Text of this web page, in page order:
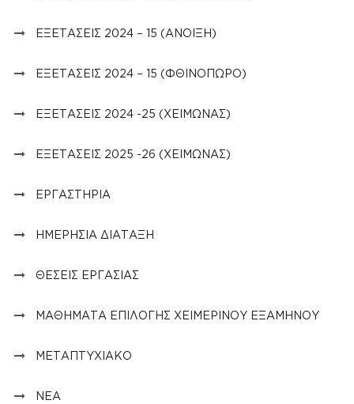
ΕΞΕΤΆΣΕΙΣ 2024 – 15 (ΆΝΟΙΞΗ)
ΕΞΕΤΆΣΕΙΣ 2024 – 15 (ΦΘΙΝΟΠΩΡΟ)
ΕΞΕΤΆΣΕΙΣ 2024 -25 (ΧΕΙΜΏΝΑΣ)
ΕΞΕΤΆΣΕΙΣ 2025 -26 (ΧΕΙΜΏΝΑΣ)
ΕΡΓΑΣΤΉΡΙΑ
ΗΜΕΡΉΣΙΑ ΔΙΆΤΑΞΗ
ΘΈΣΕΙΣ ΕΡΓΑΣΊΑΣ
ΜΑΘΉΜΑΤΑ ΕΠΙΛΟΓΉΣ ΧΕΙΜΕΡΙΝΟΎ ΕΞΑΜΉΝΟΥ
ΜΕΤΑΠΤΥΧΙΑΚΌ
ΝΈΑ